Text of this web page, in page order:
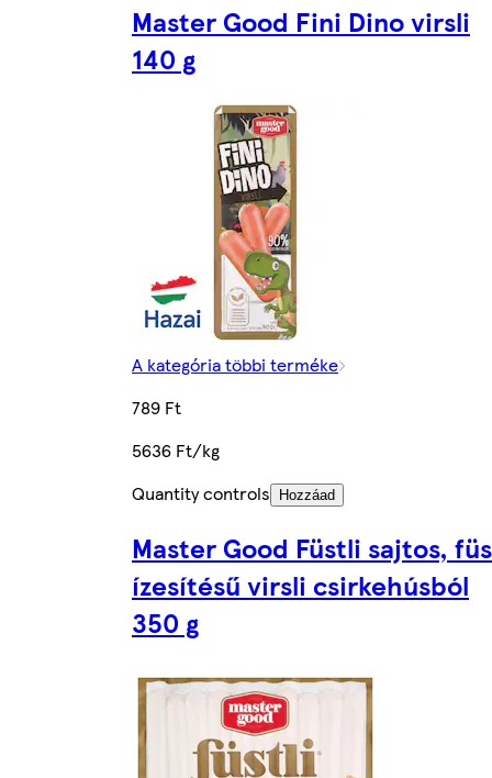
Master Good Fini Dino virsli
140 g
A kategória többi terméke
789 Ft
5636 Ft/kg
Quantity controls
Hozzáad
Master Good Füstli sajtos,
ízesítésű virsli csirkehúsból
350 g